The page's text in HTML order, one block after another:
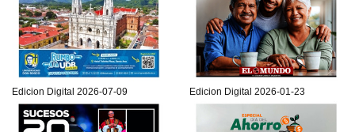
Edicion Digital 2026-07-09 Edicion Digital 2026-01-23